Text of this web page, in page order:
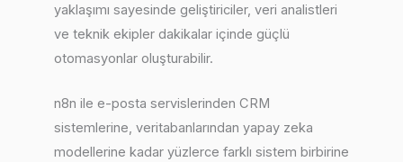
yaklaşımı sayesinde geliştiriciler, veri analistleri
ve teknik ekipler dakikalar içinde güçlü
otomasyonlar oluşturabilir.
n8n ile e-posta servislerinden CRM
sistemlerine, veritabanlarından yapay zeka
modellerine kadar yüzlerce farklı sistem birbirine